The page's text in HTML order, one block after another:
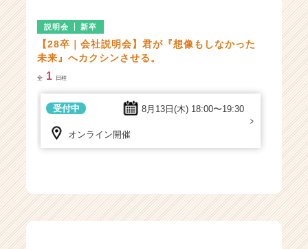
ア
キ
リ
（C
h
e
r
説明会 新卒
【28卒｜会社説明会】君が『想像もしなかった
未来』へカクシンさせる。
全 1 日程
8月13日(木) 18:00〜19:30
受付中
オンライン開催